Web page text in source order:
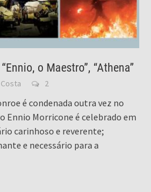
o Maestro”, “Athena”
2
é condenada outra vez no
Ennio Morricone é celebrado em
carinhoso e reverente;
e necessário para a